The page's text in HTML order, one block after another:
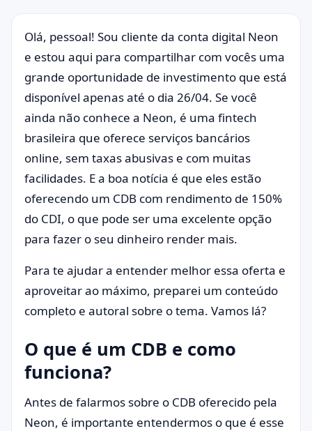
Olá, pessoal! Sou cliente da conta digital Neon
e estou aqui para compartilhar com vocês uma
grande oportunidade de investimento que está
disponível apenas até o dia 26/04. Se você
ainda não conhece a Neon, é uma fintech
brasileira que oferece serviços bancários
online, sem taxas abusivas e com muitas
facilidades. E a boa notícia é que eles estão
oferecendo um CDB com rendimento de 150%
do CDI, o que pode ser uma excelente opção
para fazer o seu dinheiro render mais.
Para te ajudar a entender melhor essa oferta e
aproveitar ao máximo, preparei um conteúdo
completo e autoral sobre o tema. Vamos lá?
O que é um CDB e como
funciona?
Antes de falarmos sobre o CDB oferecido pela
Neon, é importante entendermos o que é esse